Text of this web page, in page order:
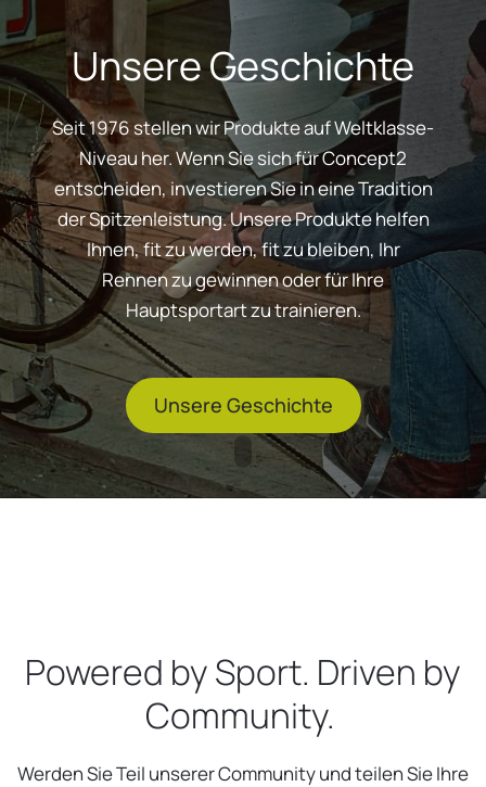
Unsere Geschichte
Seit 1976 stellen wir Produkte auf Weltklasse-
Niveau her. Wenn Sie sich für Concept2
entscheiden, investieren Sie in eine Tradition
der Spitzenleistung. Unsere Produkte helfen
Ihnen, fit zu werden, fit zu bleiben, Ihr
Rennen zu gewinnen oder für Ihre
Hauptsportart zu trainieren.
Unsere Geschichte
Powered by Sport. Driven by
Community.
Werden Sie Teil unserer Community und teilen Sie Ihre